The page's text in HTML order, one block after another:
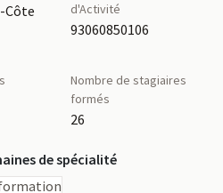
Côte
d'Activité
93060850106
Nombre de stagiaires
formés
26
de spécialité